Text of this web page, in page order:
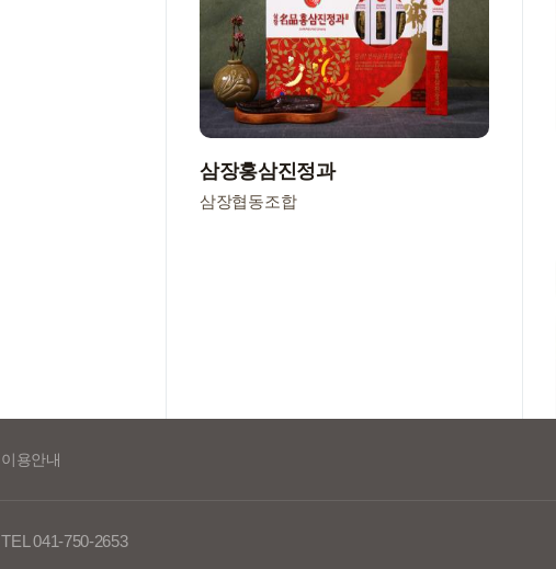
삼장홍삼진정과
삼장협동조합
이용안내
TEL 041-750-2653​